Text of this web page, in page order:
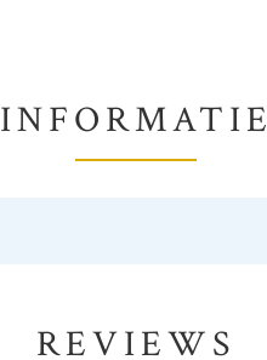
INFORMATIE
REVIEWS